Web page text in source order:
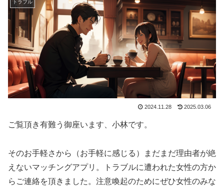
トラブル
2024.11.28 2025.03.06
ご覧頂き有難う御座います、小林です。
そのお手軽さから（お手軽に感じる）まだまだ理由者が絶
えないマッチングアプリ。トラブルに遭われた女性の方か
らご連絡を頂きました。注意喚起のためにぜひ女性のみな